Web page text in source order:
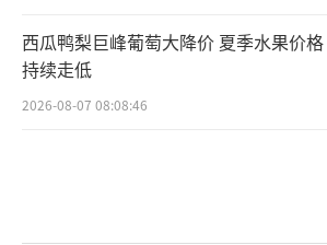
西瓜鸭梨巨峰葡萄大降价 夏季水果价格
持续走低
2026-08-07 08:08:46